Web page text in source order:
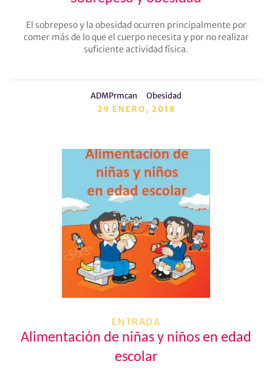
El sobrepeso y la obesidad ocurren principalmente por
comer más de lo que el cuerpo necesita y por no realizar
suficiente actividad física.
ADMPrmcan
Obesidad
29 ENERO, 2018
ENTRADA
Alimentación de niñas y niños en edad
escolar